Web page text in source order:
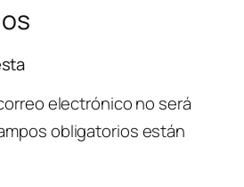
electrónico no será
obligatorios están